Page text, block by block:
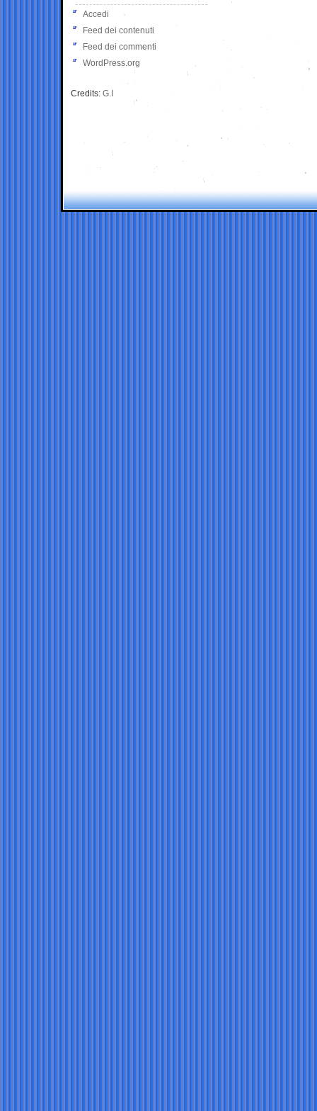
Accedi
Feed dei contenuti
Feed dei commenti
WordPress.org
Credits: G.I